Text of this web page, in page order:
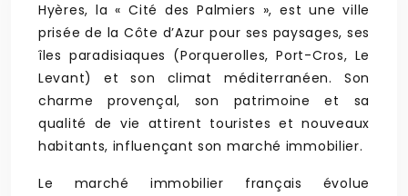
Hyères, la « Cité des Palmiers », est une ville
prisée de la Côte d’Azur pour ses paysages, ses
îles paradisiaques (Porquerolles, Port-Cros, Le
Levant) et son climat méditerranéen. Son
charme provençal, son patrimoine et sa
qualité de vie attirent touristes et nouveaux
habitants, influençant son marché immobilier.
Le marché immobilier français évolue